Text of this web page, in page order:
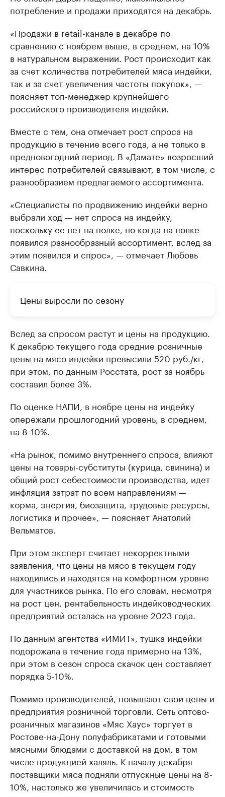
потребление и продажи приходятся на декабрь.
«Продажи в retail-канале в декабре по
сравнению с ноябрем выше, в среднем, на 10%
в натуральном выражении. Рост происходит как
за счет количества потребителей мяса индейки,
так и за счет увеличения частоты покупок», —
поясняет топ-менеджер крупнейшего
российского производителя индейки.
Вместе с тем, она отмечает рост спроса на
продукцию в течение всего года, а не только в
предновогодний период. В «Дамате» возросший
интерес потребителей связывают, в том числе, с
разнообразием предлагаемого ассортимента.
«Специалисты по продвижению индейки верно
выбрали ход — нет спроса на индейку,
поскольку ее нет на полке, но когда на полке
появился разнообразный ассортимент, вслед за
этим появился и спрос», — отмечает Любовь
Савкина.
Цены выросли по сезону
Вслед за спросом растут и цены на продукцию.
К декабрю текущего года средние розничные
цены на мясо индейки превысили 520 руб./кг,
при этом, по данным Росстата, рост за ноябрь
составил более 3%.
По оценке НАПИ, в ноябре цены на индейку
опережали прошлогодний уровень, в среднем,
на 8-10%.
«На рынок, помимо внутреннего спроса, влияют
цены на товары-субституты (курица, свинина) и
общий рост себестоимости производства, идет
инфляция затрат по всем направлениям —
корма, энергия, биозащита, трудовые ресурсы,
логистика и прочее», — поясняет Анатолий
Вельматов.
При этом эксперт считает некорректными
заявления, что цены на мясо в текущем году
находились и находятся на комфортном уровне
для участников рынка. По его словам, несмотря
на рост цен, рентабельность индейководческих
предприятий осталась на уровне 2023 года.
По данным агентства «ИМИТ», тушка индейки
подорожала в течение года примерно на 13%,
при этом в сезон спроса скачок цен составляет
порядка 5-10%.
Помимо производителей, повышают свои цены и
предприятия розничной торговли. Сеть оптово-
розничных магазинов «Мяс Хаус» торгует в
Ростове-на-Дону полуфабрикатами и готовыми
мясными блюдами с доставкой на дом, в том
числе продукцией халяль. К началу декабря
поставщики мяса подняли отпускные цены на 8-
10%, настолько же увеличилась и стоимость